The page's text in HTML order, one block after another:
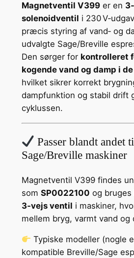
Magnetventil V399er en
solenoidventil i 230
præcis styring af vand‑ og
udvalgte Sage/Breville
Den sørger for kontrolleret
kogende vand og damp i
hvilket sikrer korrekt
dampfunktion og stabil drift
cyklussen.
Passer blandt andet
Sage/Breville maskiner
Magnetventil V399 findes
som SP0022100 og
3‑vejs ventil i maskiner,
mellem bryg, varmt vand og
Typiske modeller (nogle
kompatible Breville/Sage